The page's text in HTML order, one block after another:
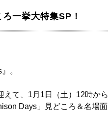
一挙大特集SP！
。
えて、1月1日（土）12時から
Days」見どころ＆名場面